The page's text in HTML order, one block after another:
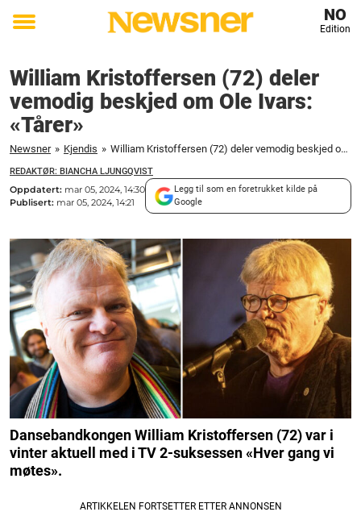
Toggle
NO
Edition
William Kristoffersen (72) deler
vemodig beskjed om Ole Ivars:
«Tårer»
Newsner » Kjendis » William Kristoffersen (72) deler vemodig beskjed om Ole Ivars: "Tårer"
REDAKTØR: BIANCHA LJUNGQVIST
Oppdatert: mar 05, 2024, 14:30
Publisert: mar 05, 2024, 14:21
Legg til som en foretrukket kilde på
Google
Dansebandkongen William Kristoffersen (72) var i
vinter aktuell med i TV 2-suksessen «Hver gang vi
møtes».